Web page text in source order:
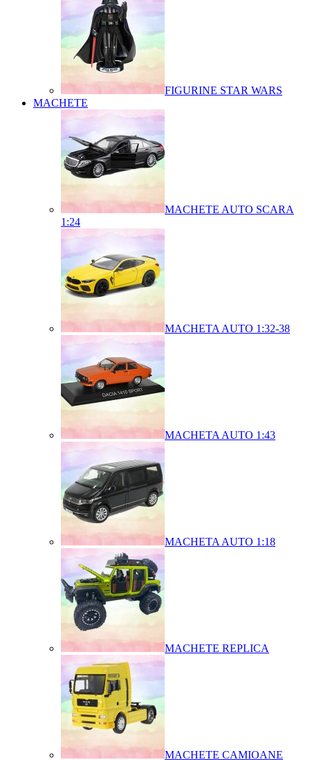
FIGURINE STAR WARS
MACHETE
MACHETE AUTO SCARA
1:24
MACHETA AUTO 1:32-38
MACHETA AUTO 1:43
MACHETA AUTO 1:18
MACHETE REPLICA
MACHETE CAMIOANE